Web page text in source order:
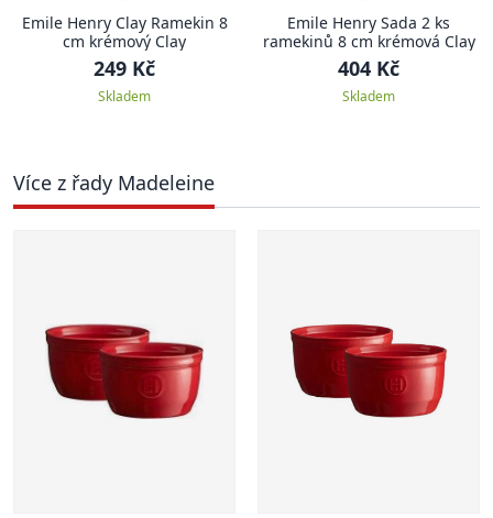
Emile Henry Clay Ramekin 8
cm krémový Clay
249 Kč
Skladem
Emile Henry Sada 2 ks
ramekinů 8 cm krémová Clay
404 Kč
Skladem
Více z řady Madeleine